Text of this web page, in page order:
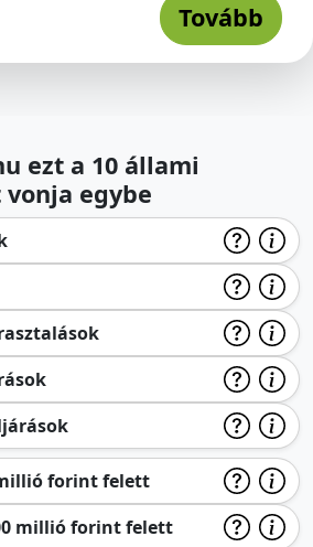
Tovább
ezt a 10 állami
egybe
forint felett
millió forint felett